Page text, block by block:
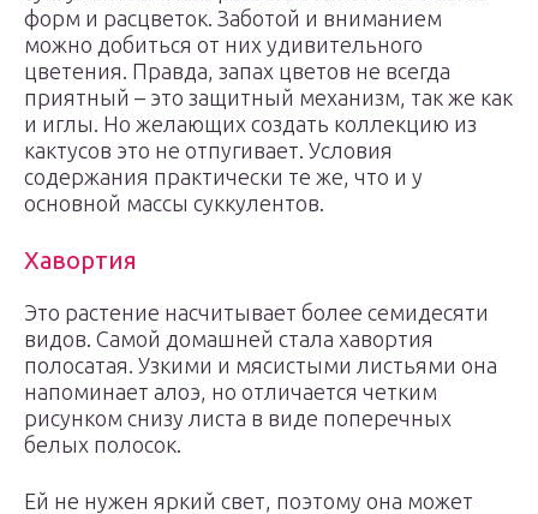
форм и расцветок. Заботой и вниманием
можно добиться от них удивительного
цветения. Правда, запах цветов не всегда
приятный – это защитный механизм, так же как
и иглы. Но желающих создать коллекцию из
кактусов это не отпугивает. Условия
содержания практически те же, что и у
основной массы суккулентов.
Хавортия
Это растение насчитывает более семидесяти
видов. Самой домашней стала хавортия
полосатая. Узкими и мясистыми листьями она
напоминает алоэ, но отличается четким
рисунком снизу листа в виде поперечных
белых полосок.
Ей не нужен яркий свет, поэтому она может